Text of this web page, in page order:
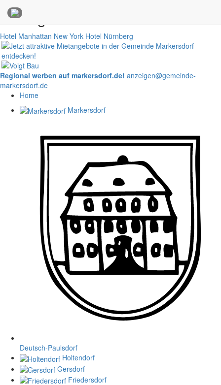
Anzeigen
Hotel Manhattan New York Hotel Nürnberg
Regional werben auf markersdorf.de! anzeigen@gemeinde-
markersdorf.de
Home
Markersdorf
Deutsch-Paulsdorf
Holtendorf
Gersdorf
Friedersdorf